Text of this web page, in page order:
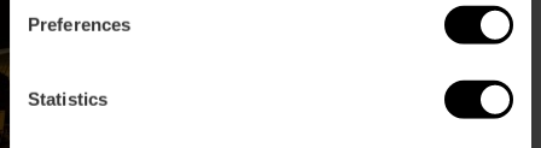
Preferences
Statistics
im Rahmen des Großen
Jahrmarkts von Valencia